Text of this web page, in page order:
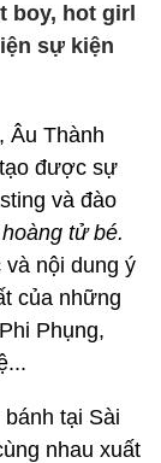
boy, hot girl
sự kiện
Âu Thành
được sự
và đào
tử bé.
nội dung ý
của những
Phụng,
tại Sài
nhau xuất